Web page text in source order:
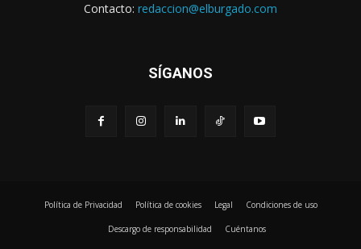
Contacto: redaccion@elburgado.com
SÍGANOS
Política de Privacidad Política de cookies Legal Condiciones de uso
Descargo de responsabilidad Cuéntanos